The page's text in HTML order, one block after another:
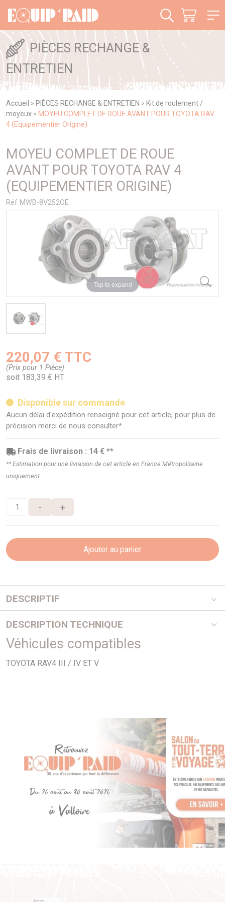
PIÈCES RECHANGE &
ENTRETIEN
Accueil > PIÈCES RECHANGE & ENTRETIEN > Kit de roulement /
moyeux > MOYEU COMPLET DE ROUE AVANT POUR TOYOTA RAV
4 (Equipementier Origine)
MOYEU COMPLET DE ROUE
AVANT POUR TOYOTA RAV 4
(EQUIPEMENTIER ORIGINE)
Réf MWB-8V252OE
Tap to expand
220,07 € TTC
(Prix pour 1 Pièce)
soit 183,39 € HT
Disponible sur commande
Aucun délai d'expédition renseigné pour cet article, pour plus de
précision merci de nous consulter*
Frais de livraison : 14 € **
** Estimation pour une livraison de cet article en France Métropolitaine
uniquement.
- +
Ajouter au panier
DESCRIPTIF
DESCRIPTION TECHNIQUE
cet article se monte sur :
- TOYOTA Rav4 III à partir de 2006 ALA3/ACA3
Véhicules compatibles
TOYOTA RAV4 III / IV ET V
Panneau de gestion des cookies